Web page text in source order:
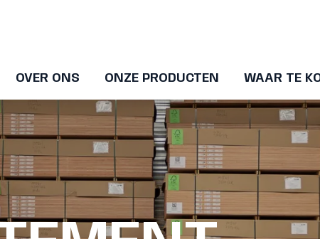
OVER ONS ONZE PRODUCTEN WAAR TE